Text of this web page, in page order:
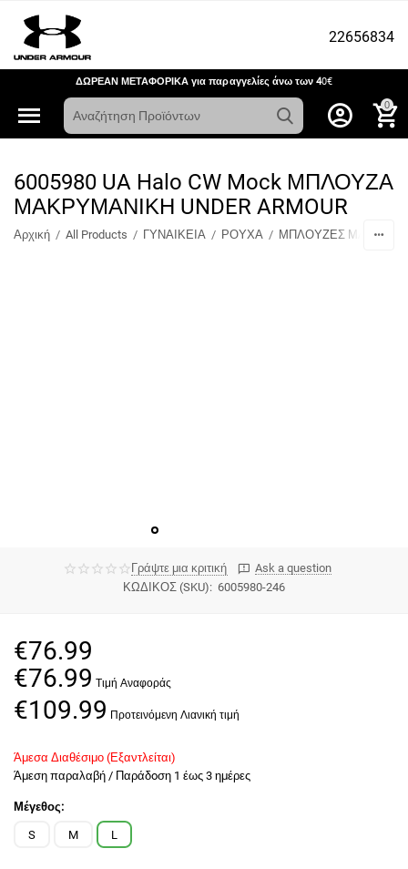
22656834
0
ΔΩΡΕΑΝ ΜΕΤΑΦΟΡΙΚΑ για παραγγελίες άνω των 40€
6005980 UA Halo CW Mock ΜΠΛΟΥΖΑ
ΜΑΚΡΥΜΑΝΙΚΗ UNDER ARMOUR
Αρχική / All Products / ΓΥΝΑΙΚΕΙΑ / ΡΟΥΧΑ / ΜΠΛΟΥΖΕΣ
Γράψτε μια κριτική
Ask a question
ΚΩΔΙΚΟΣ (SKU): 6005980-246
€76.99
€109.99
€76.99
Άμεσα Διαθέσιμο (Εξαντλείται)
Άμεση παραλαβή / Παράδoση 1 έως 3 ημέρες
Μέγεθος:
S M L